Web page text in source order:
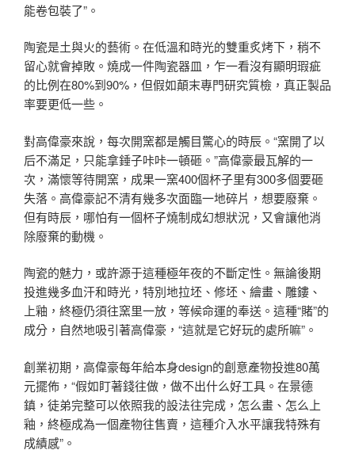
能卷包裝了”。
陶瓷是土與火的藝術。在低溫和時光的雙重炙烤下，稍不
留心就會掉敗。燒成一件陶瓷器皿，乍一看沒有顯明瑕疵
的比例在80%到90%，但假如顛末專門研究質檢，真正製品
率要更低一些。
對高偉豪來說，每次開窯都是觸目驚心的時辰。“窯開了以
后不滿足，只能拿錘子咔咔一頓砸。”高偉豪最瓦解的一
次，滿懷等待開窯，成果一窯400個杯子里有300多個要砸
失落。高偉豪記不清有幾多次面臨一地碎片，想要廢棄。
但有時辰，哪怕有一個杯子燒制成幻想狀況，又會讓他消
除廢棄的動機。
陶瓷的魅力，或許源于這種極年夜的不斷定性。無論後期
投進幾多血汗和時光，特別地拉坯、修坯、繪畫、雕鏤、
上釉，終極仍須往窯里一放，等候命運的奉送。這種“賭”的
成分，自然地吸引著高偉豪，“這就是它好玩的處所嘛”。
創業初期，高偉豪每年給本身design的創意產物投進80萬
元擺佈，“假如盯著錢往做，做不出什么好工具。在景德
鎮，徒弟完整可以依照我的設法往完成，怎么畫、怎么上
釉，終極成為一個產物往售賣，這種介入水平讓我特殊有
成績感”。